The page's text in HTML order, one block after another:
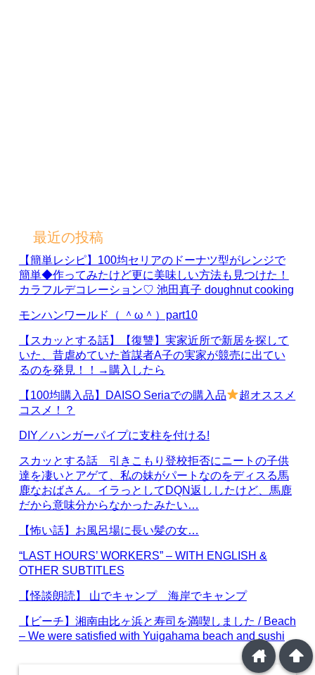
最近の投稿
【簡単レシピ】100均セリアのドーナツ型がレンジで
簡単◆作ってみたけど更に美味しい方法も見つけた！
カラフルデコレーション♡ 池田真子 doughnut cooking
モンハンワールド（ ＾ω＾）part10
【スカッとする話】【復讐】実家近所で新居を探して
いた、昔虐めていた首謀者A子の実家が競売に出てい
るのを発見！！→購入したら
【100均購入品】DAISO Seriaでの購入品
超オススメ
コスメ！？
DIY／ハンガーパイプに支柱を付ける!
スカッとする話 引きこもり登校拒否にニートの子供
達を凄いとアゲて、私の妹がパートなのをディスる馬
鹿なおばさん。イラっとしてDQN返ししたけど、馬鹿
だから意味分からなかったみたい…
【怖い話】お風呂場に長い髪の女…
“LAST HOURS’ WORKERS” – WITH ENGLISH &
OTHER SUBTITLES
【怪談朗読】 山でキャンプ 海岸でキャンプ
【ビーチ】湘南由比ヶ浜と寿司を満喫しました / Beach
– We were satisfied with Yuigahama beach and sushi
arrowup
home